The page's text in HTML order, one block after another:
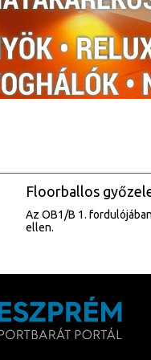
Floorballos
Az OB1/B 1.
ellen.